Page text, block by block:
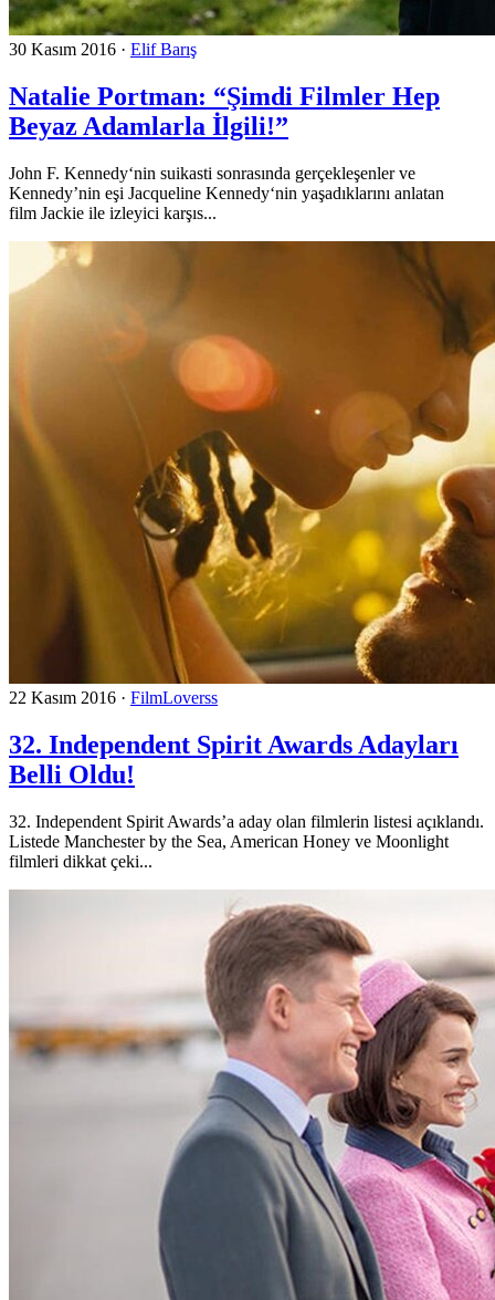
30 Kasım 2016 · Elif Barış
Natalie Portman: “Şimdi Filmler Hep
Beyaz Adamlarla İlgili!”
John F. Kennedy‘nin suikasti sonrasında gerçekleşenler ve
Kennedy’nin eşi Jacqueline Kennedy‘nin yaşadıklarını anlatan
film Jackie ile izleyici karşıs...
22 Kasım 2016 · FilmLoverss
32. Independent Spirit Awards Adayları
Belli Oldu!
32. Independent Spirit Awards’a aday olan filmlerin listesi açıklandı.
Listede Manchester by the Sea, American Honey ve Moonlight
filmleri dikkat çeki...